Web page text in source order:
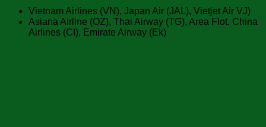
Vietnam Airlines (VN), Japan Air (JAL), Vietjet Air VJ)
Asiana Airline (OZ), Thai Airway (TG), Area Flot, China
Airlines (CI), Emirate Airway (Ek)